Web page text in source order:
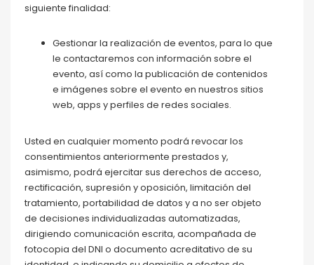
siguiente finalidad:
Gestionar la realización de eventos, para lo que
le contactaremos con información sobre el
evento, así como la publicación de contenidos
e imágenes sobre el evento en nuestros sitios
web, apps y perfiles de redes sociales.
Usted en cualquier momento podrá revocar los
consentimientos anteriormente prestados y,
asimismo, podrá ejercitar sus derechos de acceso,
rectificación, supresión y oposición, limitación del
tratamiento, portabilidad de datos y a no ser objeto
de decisiones individualizadas automatizadas,
dirigiendo comunicación escrita, acompañada de
fotocopia del DNI o documento acreditativo de su